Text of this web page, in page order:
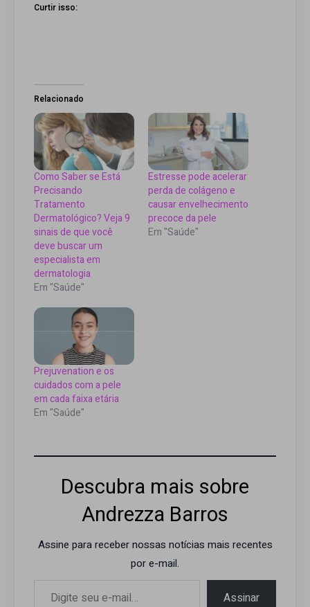
Curtir isso:
Relacionado
Como Saber se Está
Precisando
Tratamento
Dermatológico? Veja 9
sinais de que você
deve buscar um
especialista em
dermatologia
Em "Saúde"
Estresse pode acelerar
perda de colágeno e
causar envelhecimento
precoce da pele
Em "Saúde"
Prejuvenation e os
cuidados com a pele
em cada faixa etária
Em "Saúde"
Descubra mais sobre
Andrezza Barros
Assine para receber nossas notícias mais recentes
por e-mail.
Assinar